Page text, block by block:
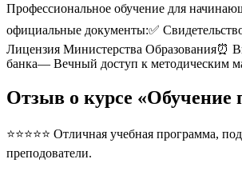
Профессиональное обучение для
официальные документы:✅
Лицензия Министерства Образования⏰
банка— Вечный доступ к методическим
Отзыв о курсе «Обучение
⭐⭐⭐⭐⭐ Отличная учебная программа,
преподователи.